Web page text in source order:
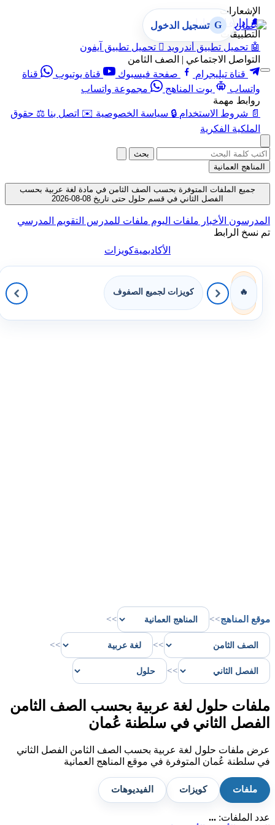
الإشعارات
🔔 إدارة الإشعارات
التطبيقات
🤖 تحميل تطبيق أندرويد  تحميل تطبيق آيفون
التواصل الاجتماعي | الصف الثامن
قناة تيليجرام
صفحة فيسبوك قناة يوتيوب
قناة
واتساب
بوت المناهج
مجموعة واتساب
روابط مهمة
📄 شروط الاستخدام 🔒 سياسة الخصوصية ✉️ اتصل بنا ⚖️ حقوق
الملكية الفكرية
G تسجيل الدخول
بحث
المناهج العمانية
جميع الملفات المتوفرة بحسب الصف الثامن في مادة لغة عربية بحسب
الفصل الثاني في قسم حلول حتى تاريخ 08-08-2026
المدرسون الأخبار ملفات اليوم ملفات للمدرس التقويم المدرسي
تم نسخ الرابط
الأكاديميةكويزات
🔥 كويزات لجميع الصفوف
موقع المناهج>>
>>
>>
>>
>>
ملفات حلول لغة عربية بحسب الصف الثامن
الفصل الثاني في سلطنة عُمان
عرض ملفات حلول لغة عربية بحسب الصف الثامن الفصل الثاني
في سلطنة عُمان المتوفرة في موقع المناهج العمانية
ملفات كويزات الفيديوهات
عدد الملفات: ...